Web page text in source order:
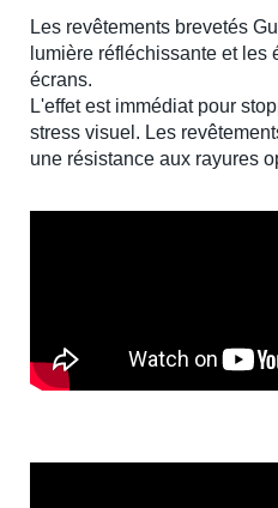
Les revêtements brevetés
lumière réfléchissante et les
écrans.
L'effet est immédiat pour
stress visuel. Les
une résistance aux rayures